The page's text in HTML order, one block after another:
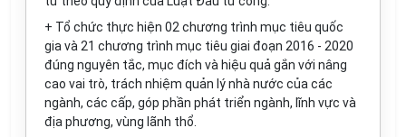
+ Tổ chức thực hiện 02 chương trình mục tiêu quốc
gia và 21 chương trình mục tiêu giai đoạn 2016 - 2020
đúng nguyên tắc, mục đích và hiệu quả gắn với nâng
cao vai trò, trách nhiệm quản lý nhà nước của các
ngành, các cấp, góp phần phát triển ngành, lĩnh vực và
địa phương, vùng lãnh thổ